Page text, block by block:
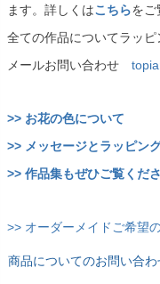
ます。詳しくはこちらを
全ての作品についてラッピ
メールお問い合わせ
>> お花の色について
>> メッセージとラッピン
>> 作品集もぜひご覧くだ
>> オーダーメイドご希望
商品についてのお問い合わ